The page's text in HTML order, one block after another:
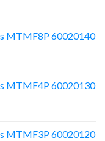
MTMF8P 60020140
MTMF4P 60020130
MTMF3P 60020120